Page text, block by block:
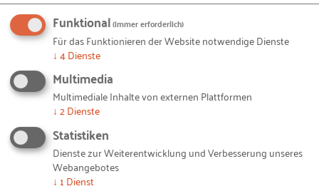
Nachhaltigkeit
Ein bewusster Umgang mit Ressourcen macht
Unternehmen nachhaltiger und wettbewerbsfähiger.
Wir helfen Ihnen, Ihre Potenziale zu finden.
Funktional(immer erforderlich)
Für das Funktionieren der Website notwendige Dienste
↓ 4Dienste
Multimedia
Multimediale Inhalte von externen Plattformen
↓ 2Dienste
Statistiken
Dienste zur Weiterentwicklung und Verbesserung unseres
Webangebotes
↓ 1 Dienst